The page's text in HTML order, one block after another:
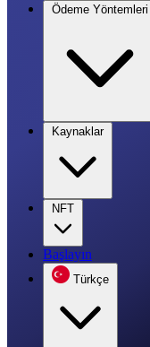
Ödeme Yöntemleri
Kaynaklar
NFT
Başlayın
Türkçe